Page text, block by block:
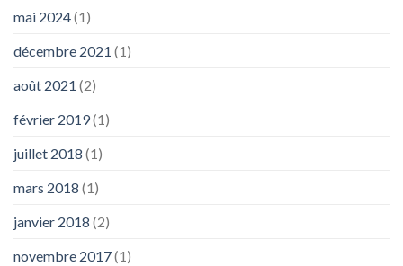
mai 2024(1)
décembre 2021 (1)
août 2021 (2)
février 2019(1)
juillet 2018 (1)
mars 2018 (1)
janvier 2018 (2)
novembre 2017(1)